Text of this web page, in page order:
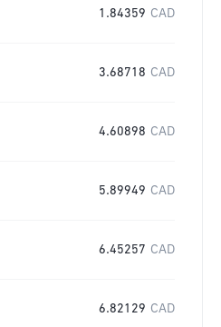
1.84359 CAD
3.68718 CAD
4.60898 CAD
5.89949 CAD
6.45257 CAD
6.82129 CAD